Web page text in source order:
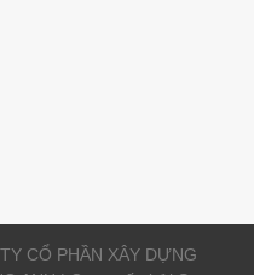
CỔ PHẦN XÂY DỰNG